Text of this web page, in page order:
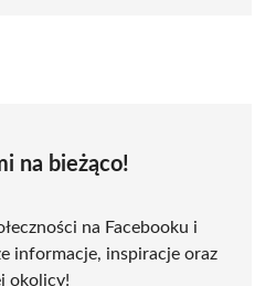
na bieżąco!
na Facebooku i
informacje, inspiracje oraz
okolicy!